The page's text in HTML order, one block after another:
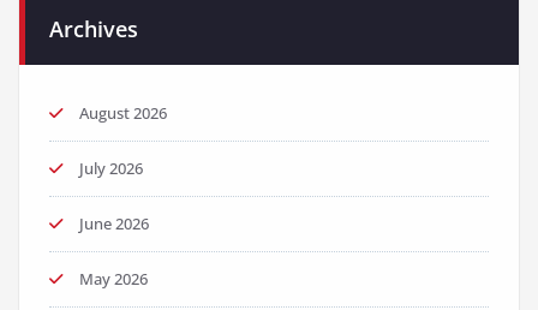
Archives
August 2026
July 2026
June 2026
May 2026